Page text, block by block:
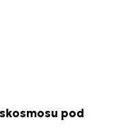
pod